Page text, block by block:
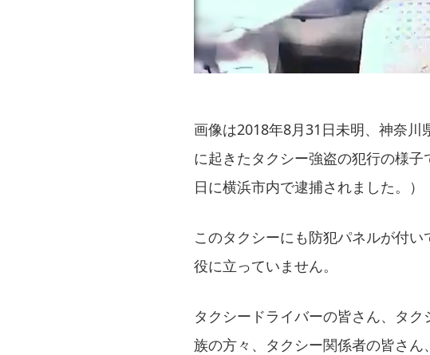
画像は2018年8月31日未明、神奈川
に起きたタクシー強盗の犯行の様
日に横浜市内で逮捕されました。）
このタクシーにも防犯パネルが付
役に立っていません。
タクシードライバーの皆さん、タ
族の方々、タクシー関係者の皆さん